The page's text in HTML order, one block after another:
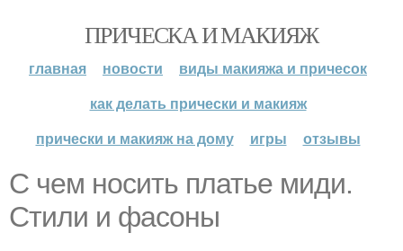
ПРИЧЕСКА И МАКИЯЖ
главная новости
виды макияжа и причесок
как делать прически и макияж
прически и макияж на дому
игры отзывы
С чем носить платье миди.
Стили и фасоны